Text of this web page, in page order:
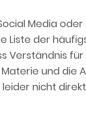
Media
Liste der
Verständnis für
und die
nicht